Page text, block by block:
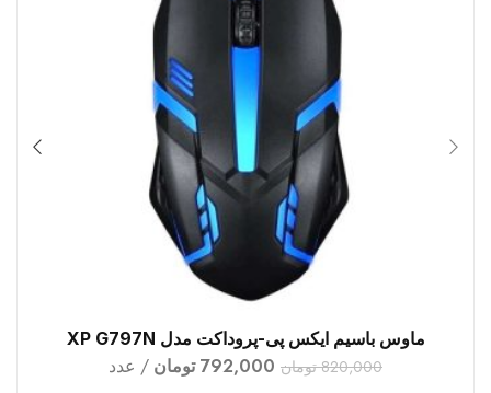
افزودن به سبد خرید
ماوس باسیم ایکس پی-پروداکت مدل XP G797N
820,000 تومان 792,000 تومان عدد